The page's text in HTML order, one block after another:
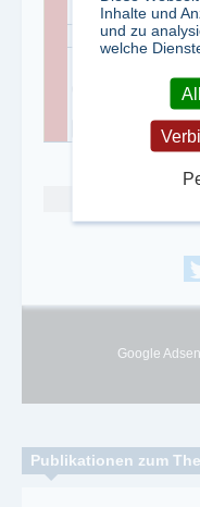
0711-
0711-
Google
Publikationen zum
Inhalte und
und zu
welche